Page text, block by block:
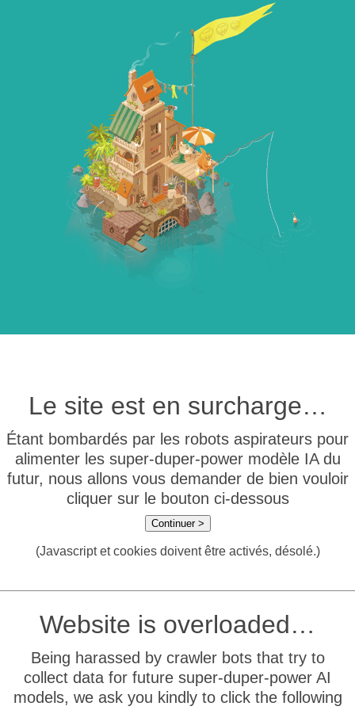
Le site est en surcharge…
Étant bombardés par les robots aspirateurs pour
alimenter les super-duper-power modèle IA du
futur, nous allons vous demander de bien vouloir
cliquer sur le bouton ci-dessous
Continuer >
(Javascript et cookies doivent être activés, désolé.)
Website is overloaded…
Being harassed by crawler bots that try to
collect data for future super-duper-power AI
models, we ask you kindly to click the following